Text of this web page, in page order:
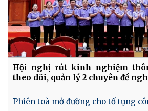
Hội nghị rút kinh nghiệm
theo dõi, quản lý 2 chuyên đề
Phiên toà mở đường cho tố tụng